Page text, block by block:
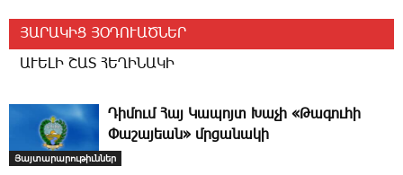
ՅԱՐԱԿԻՑ ՅՕԴՈՒԱԾՆԵՐ
ԱՒԵԼԻ ՇԱՏ ՀԵՂԻՆԱԿԻ
Յայտարարութիւններ
­Դի­մում ­Հայ Կապոյտ Խաչի «Թագուհի
Փաշայեան» մրցանակի